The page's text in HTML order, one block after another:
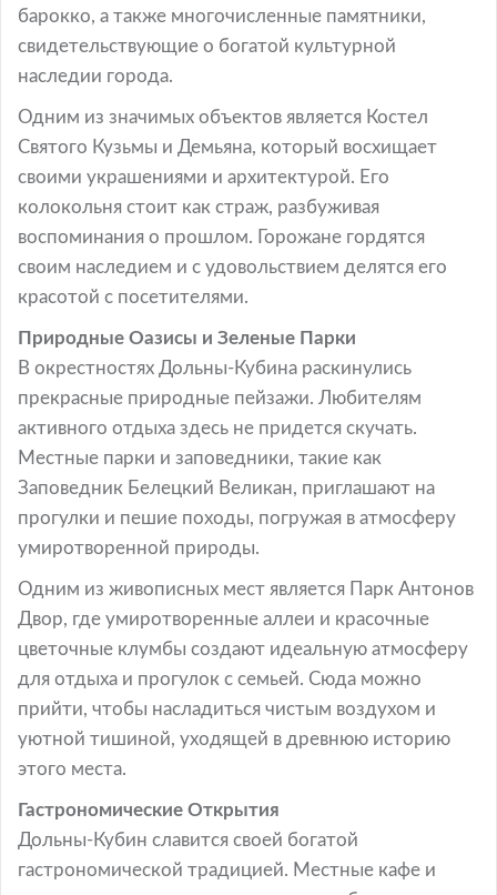
барокко, а также многочисленные памятники,
свидетельствующие о богатой культурной
наследии города.
Одним из значимых объектов является Костел
Святого Кузьмы и Демьяна, который восхищает
своими украшениями и архитектурой. Его
колокольня стоит как страж, разбуживая
воспоминания о прошлом. Горожане гордятся
своим наследием и с удовольствием делятся его
красотой с посетителями.
Природные Оазисы и Зеленые Парки
В окрестностях Дольны-Кубина раскинулись
прекрасные природные пейзажи. Любителям
активного отдыха здесь не придется скучать.
Местные парки и заповедники, такие как
Заповедник Белецкий Великан, приглашают на
прогулки и пешие походы, погружая в атмосферу
умиротворенной природы.
Одним из живописных мест является Парк Антонов
Двор, где умиротворенные аллеи и красочные
цветочные клумбы создают идеальную атмосферу
для отдыха и прогулок с семьей. Сюда можно
прийти, чтобы насладиться чистым воздухом и
уютной тишиной, уходящей в древнюю историю
этого места.
Гастрономические Открытия
Дольны-Кубин славится своей богатой
гастрономической традицией. Местные кафе и